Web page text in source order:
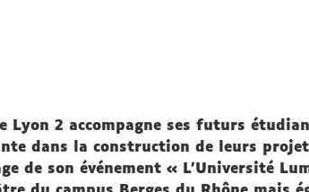
Lyon 2 accompagne ses futurs
dans la construction de leurs
de son événement « L’Université